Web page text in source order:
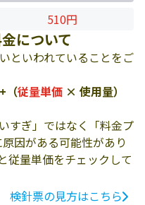
510円
について
といわれていることをご
+（従量単価 × 使用量）
すぎ」ではなく「料金プ
因がある可能性があり
従量単価をチェックして
検針票の見方はこちら